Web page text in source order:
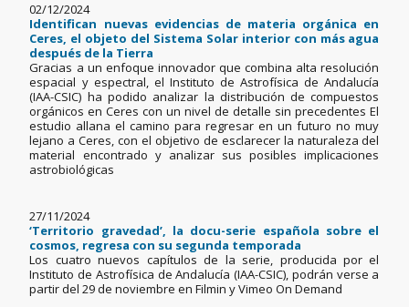
02/12/2024
Identifican nuevas evidencias de materia orgánica en
Ceres, el objeto del Sistema Solar interior con más agua
después de la Tierra
Gracias a un enfoque innovador que combina alta resolución
espacial y espectral, el Instituto de Astrofísica de Andalucía
(IAA-CSIC) ha podido analizar la distribución de compuestos
orgánicos en Ceres con un nivel de detalle sin precedentes El
estudio allana el camino para regresar en un futuro no muy
lejano a Ceres, con el objetivo de esclarecer la naturaleza del
material encontrado y analizar sus posibles implicaciones
astrobiológicas
27/11/2024
‘Territorio gravedad’, la docu-serie española sobre el
cosmos, regresa con su segunda temporada
Los cuatro nuevos capítulos de la serie, producida por el
Instituto de Astrofísica de Andalucía (IAA-CSIC), podrán verse a
partir del 29 de noviembre en Filmin y Vimeo On Demand